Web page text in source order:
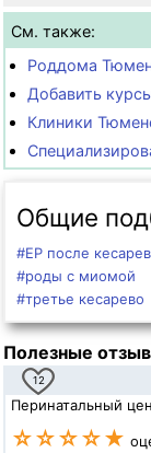
См. также:
Роддома
Добавить
Клиники
Общие
#ЕР после
#роды с миомой
#третье кесарево
Полезные
12
Перинатальный
☆☆☆☆★